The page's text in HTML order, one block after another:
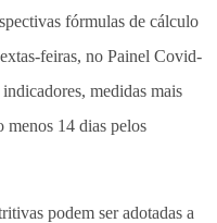
fórmulas de cálculo
feiras, no Painel Covid-
medidas mais
menos 14 dias pelos
podem ser adotadas a